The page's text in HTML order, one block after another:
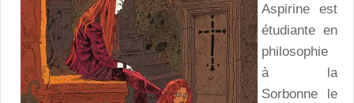
Aspirine est
étudiante en
philosophie
à la
Sorbonne le